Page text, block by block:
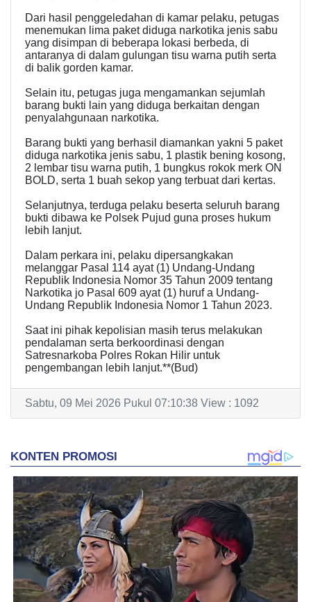
Dari hasil penggeledahan di kamar pelaku, petugas
menemukan lima paket diduga narkotika jenis sabu
yang disimpan di beberapa lokasi berbeda, di
antaranya di dalam gulungan tisu warna putih serta
di balik gorden kamar.
Selain itu, petugas juga mengamankan sejumlah
barang bukti lain yang diduga berkaitan dengan
penyalahgunaan narkotika.
Barang bukti yang berhasil diamankan yakni 5 paket
diduga narkotika jenis sabu, 1 plastik bening kosong,
2 lembar tisu warna putih, 1 bungkus rokok merk ON
BOLD, serta 1 buah sekop yang terbuat dari kertas.
Selanjutnya, terduga pelaku beserta seluruh barang
bukti dibawa ke Polsek Pujud guna proses hukum
lebih lanjut.
Dalam perkara ini, pelaku dipersangkakan
melanggar Pasal 114 ayat (1) Undang-Undang
Republik Indonesia Nomor 35 Tahun 2009 tentang
Narkotika jo Pasal 609 ayat (1) huruf a Undang-
Undang Republik Indonesia Nomor 1 Tahun 2023.
Saat ini pihak kepolisian masih terus melakukan
pendalaman serta berkoordinasi dengan
Satresnarkoba Polres Rokan Hilir untuk
pengembangan lebih lanjut.**(Bud)
Sabtu, 09 Mei 2026 Pukul 07:10:38 View : 1092